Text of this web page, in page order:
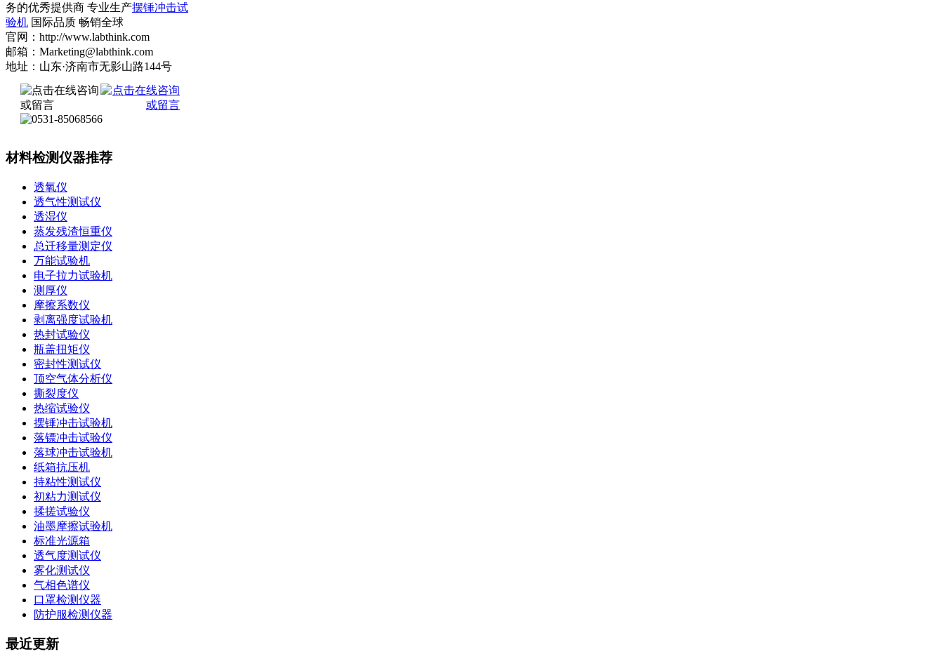
务的优秀提供商 专业生产摆锤冲击试
验机 国际品质 畅销全球
官网：http://www.labthink.com
邮箱：Marketing@labthink.com
地址：山东·济南市无影山路144号
材料检测仪器推荐
透氧仪
透气性测试仪
透湿仪
蒸发残渣恒重仪
总迁移量测定仪
万能试验机
电子拉力试验机
测厚仪
摩擦系数仪
剥离强度试验机
热封试验仪
瓶盖扭矩仪
密封性测试仪
顶空气体分析仪
撕裂度仪
热缩试验仪
摆锤冲击试验机
落镖冲击试验仪
落球冲击试验机
纸箱抗压机
持粘性测试仪
初粘力测试仪
揉搓试验仪
油墨摩擦试验机
标准光源箱
透气度测试仪
雾化测试仪
气相色谱仪
口罩检测仪器
防护服检测仪器
最近更新